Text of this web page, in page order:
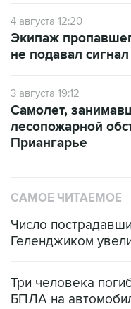
4 августа 12:20
Экипаж
не подавал
3 августа 19:12
Самолет,
лесопожарной
Приангарье
САМОЕ ЧИТАЕМОЕ
Число
Геленджиком
Три человека
БПЛА на